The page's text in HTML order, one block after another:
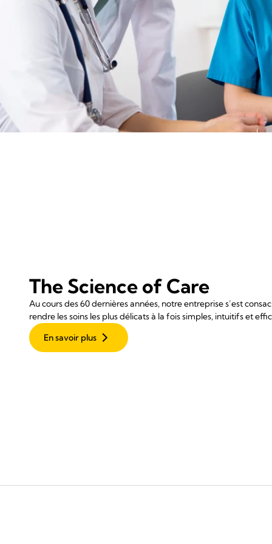
The Science of Care
Au cours des 60 dernières années, notre entreprise s’est
rendre les soins les plus délicats à la fois simples, intuitifs et
En savoir plus